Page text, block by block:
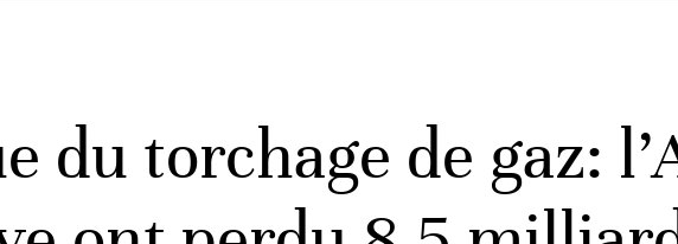
du torchage de gaz: